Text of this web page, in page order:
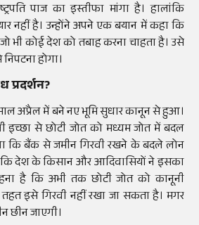
पाज का इस्तीफा मांगा है। हालांकि
नहीं है। उन्होंने अपने एक बयान में कहा कि
भी कोई देश को तबाह करना चाहता है। उसे
होगा।
अप्रैल में बने नए भूमि सुधार कानून से हुआ।
से छोटी जोत को मध्यम जोत में बदल
कि बैंक से जमीन गिरवी रखने के बदले लोन
देश के किसान और आदिवासियों ने इसका
है कि अभी तक छोटी जोत को कानूनी
इसे गिरवी नहीं रखा जा सकता है। मगर
छीन जाएगी।